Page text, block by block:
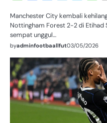
Manchester City kembali
Nottingham Forest 2-2 di Etihad
sempat unggul…
byadminfootbaallfut03/05/2026